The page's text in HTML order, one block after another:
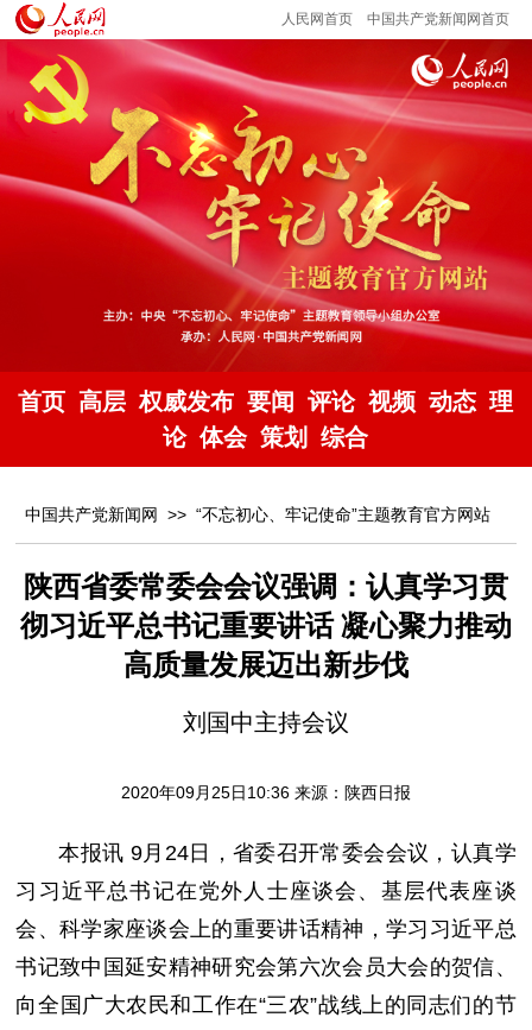
人民网首页 中国共产党新闻网首页
首页 高层 权威发布 要闻 评论 视频 动态 理
论 体会 策划 综合
中国共产党新闻网 >> “不忘初心、牢记使命”主题教育官方网站
陕西省委常委会会议强调：认真学习贯
彻习近平总书记重要讲话 凝心聚力推动
高质量发展迈出新步伐
刘国中主持会议
2020年09月25日10:36 来源： 陕西日报
本报讯 9月24日，省委召开常委会会议，认真学
习习近平总书记在党外人士座谈会、基层代表座谈
会、科学家座谈会上的重要讲话精神，学习习近平总
书记致中国延安精神研究会第六次会员大会的贺信、
向全国广大农民和工作在“三农”战线上的同志们的节